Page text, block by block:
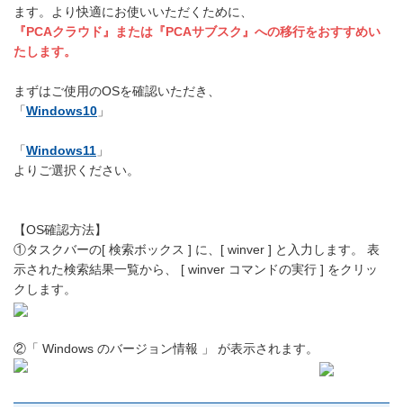
ます。より快適にお使いいただくために、
『PCAクラウド』または『PCAサブスク』への移行をおすすめい
たします。
まずはご使用のOSを確認いただき、
「Windows10 」
「Windows11 」
よりご選択ください。
【OS確認方法】
①タスクバーの[ 検索ボックス ] に、[ winver ] と入力します。 表
示された検索結果一覧から、 [ winver コマンドの実行 ] をクリッ
クします。
②「 Windows のバージョン情報 」 が表示されます。